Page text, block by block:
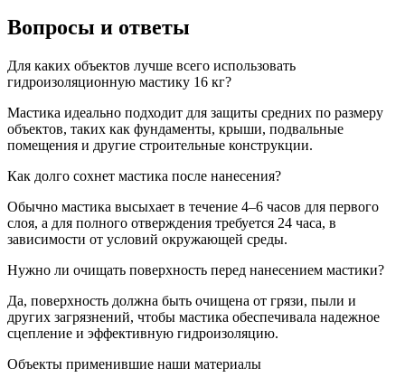
Вопросы и ответы
Для каких объектов лучше всего использовать
гидроизоляционную мастику 16 кг?
Мастика идеально подходит для защиты средних по размеру
объектов, таких как фундаменты, крыши, подвальные
помещения и другие строительные конструкции.
Как долго сохнет мастика после нанесения?
Обычно мастика высыхает в течение 4–6 часов для первого
слоя, а для полного отверждения требуется 24 часа, в
зависимости от условий окружающей среды.
Нужно ли очищать поверхность перед нанесением мастики?
Да, поверхность должна быть очищена от грязи, пыли и
других загрязнений, чтобы мастика обеспечивала надежное
сцепление и эффективную гидроизоляцию.
Объекты применившие наши материалы